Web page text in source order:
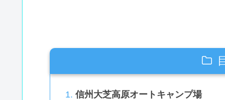
信州大芝高原オートキャンプ場